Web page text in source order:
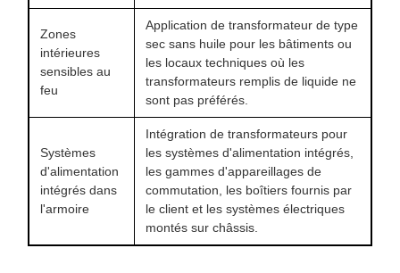
Zones
intérieures
sensibles au
feu
Application de transformateur de type
sec sans huile pour les bâtiments ou
les locaux techniques où les
transformateurs remplis de liquide ne
sont pas préférés.
Systèmes
d'alimentation
intégrés dans
l'armoire
Intégration de transformateurs pour
les systèmes d'alimentation intégrés,
les gammes d'appareillages de
commutation, les boîtiers fournis par
le client et les systèmes électriques
montés sur châssis.